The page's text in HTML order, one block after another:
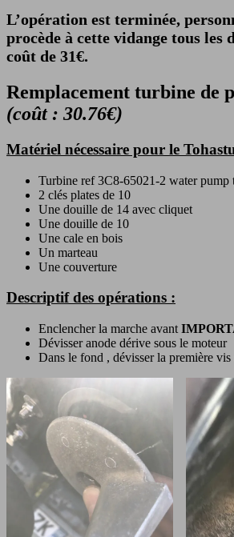
L’opération est terminée,
procède à cette vidange tous les
coût de 31€.
Remplacement turbine de
(coût : 30.76€)
Matériel nécessaire pour le
Turbine ref 3C8-65021-2 water pump
2 clés plates de 10
Une douille de 14 avec cliquet
Une douille de 10
Une cale en bois
Un marteau
Une couverture
Descriptif des opérations :
Enclencher la marche avant
Dévisser anode dérive sous le moteur
Dans le fond , dévisser la première vis